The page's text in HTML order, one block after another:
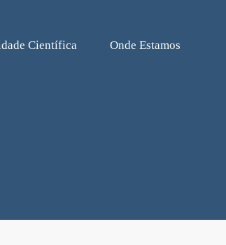
Cientí­fica Onde Estamos